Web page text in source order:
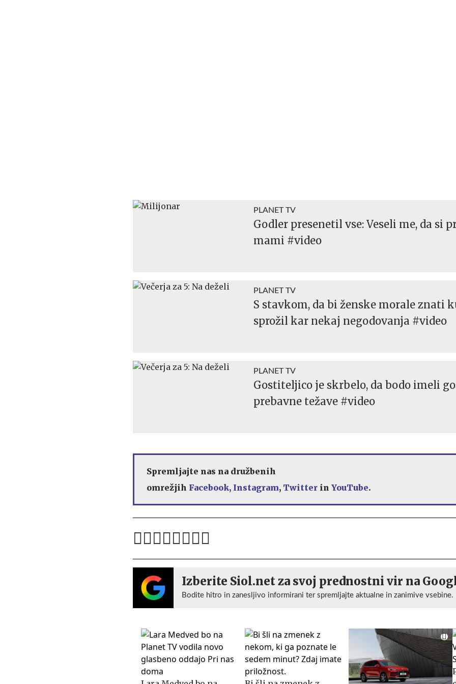
PLANET TV
Godler presenetil vse: Veseli me, da si
mami #video
PLANET TV
S stavkom, da bi ženske morale znati
sprožil kar nekaj negodovanja #video
PLANET TV
Gostiteljico je skrbelo, da bodo imeli
prebavne težave #video
Spremljajte nas na družbenih
omrežjih Facebook, Instagram, Twitter in YouTube.
Izberite Siol.net za svoj prednostni vir na
Bodite hitro in zanesljivo informirani ter spremljajte aktualne in zanimive vsebine.